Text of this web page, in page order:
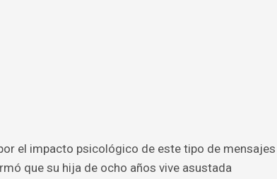
el impacto psicológico de este tipo de mensajes
que su hija de ocho años vive asustada